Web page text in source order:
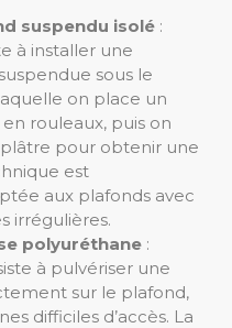
suspendu isolé :
à installer une
sous le
on place un
rouleaux, puis on
pour obtenir une
est
aux plafonds avec
irrégulières.
polyuréthane :
à pulvériser une
sur le plafond,
difficiles d’accès. La